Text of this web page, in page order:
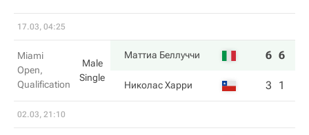
17.03, 04:25
Miami
Open,
Qualification
Male
Single
Маттиа Беллуччи 6 6
Николас Харри 3 1
02.03, 21:10